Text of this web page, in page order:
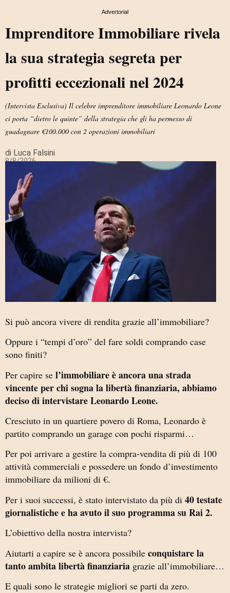
Advertorial
Imprenditore Immobiliare rivela
la sua strategia segreta per
profitti eccezionali nel 2024
(Intervista Esclusiva) Il celebre imprenditore immobiliare Leonardo Leone
ci porta “dietro le quinte” della strategia che gli ha permesso di
guadagnare €100.000 con 2 operazioni immobiliari
di Luca Falsini
8/8/2026
Si può ancora vivere di rendita grazie all’immobiliare?
Oppure i “tempi d’oro” del fare soldi comprando case
sono finiti?
Per capire se l’immobiliare è ancora una strada
vincente per chi sogna la libertà finanziaria, abbiamo
deciso di intervistare Leonardo Leone.
Cresciuto in un quartiere povero di Roma, Leonardo è
partito comprando un garage con pochi risparmi…
Per poi arrivare a gestire la compra-vendita di più di 100
attività commerciali e possedere un fondo d’investimento
immobiliare da milioni di €.
Per i suoi successi, è stato intervistato da più di 40 testate
giornalistiche e ha avuto il suo programma su Rai 2.
L’obiettivo della nostra intervista?
Aiutarti a capire se è ancora possibile conquistare la
tanto ambita libertà finanziaria grazie all’immobiliare…
E quali sono le strategie migliori se parti da zero.